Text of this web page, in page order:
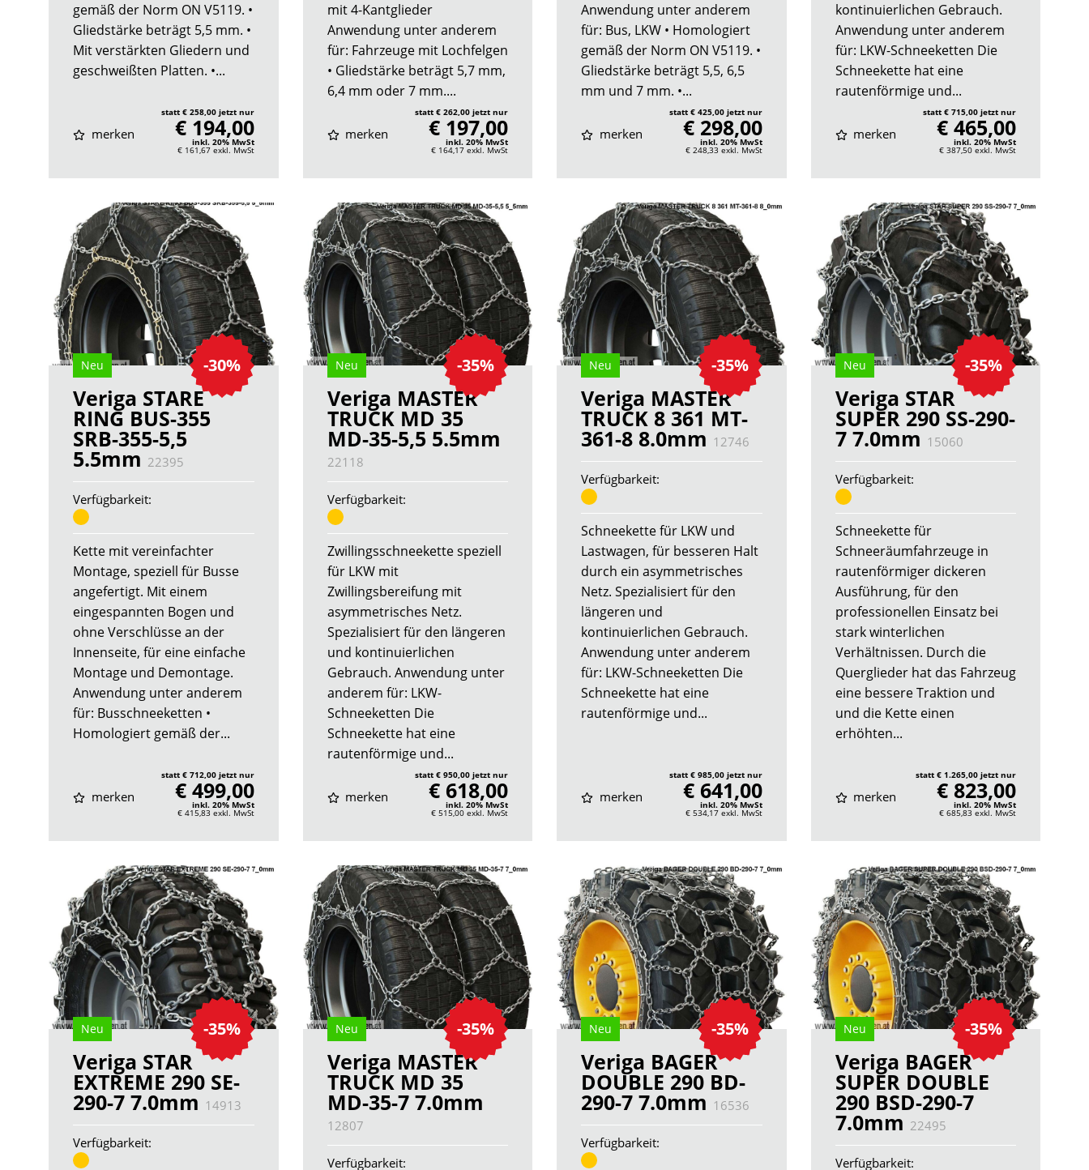
gemäß der Norm ON V5119. •
Gliedstärke beträgt 5,5 mm. •
Mit verstärkten Gliedern und
geschweißten Platten. •...
merken
statt € 258,00 jetzt nur
€ 194,00
inkl. 20% MwSt
€ 161,67 exkl. MwSt
mit 4-Kantglieder
Anwendung unter anderem
für: Fahrzeuge mit Lochfelgen
• Gliedstärke beträgt 5,7 mm,
6,4 mm oder 7 mm....
merken
statt € 262,00 jetzt nur
€ 197,00
inkl. 20% MwSt
€ 164,17 exkl. MwSt
Anwendung unter anderem
für: Bus, LKW • Homologiert
gemäß der Norm ON V5119. •
Gliedstärke beträgt 5,5, 6,5
mm und 7 mm. •...
merken
statt € 425,00 jetzt nur
€ 298,00
inkl. 20% MwSt
€ 248,33 exkl. MwSt
kontinuierlichen Gebrauch.
Anwendung unter anderem
für: LKW-Schneeketten Die
Schneekette hat eine
rautenförmige und...
merken
statt € 715,00 jetzt nur
€ 465,00
inkl. 20% MwSt
€ 387,50 exkl. MwSt
-30%
Neu
Veriga STARE
RING BUS-355
SRB-355-5,5
5.5mm 22395
Verfügbarkeit:
Kette mit vereinfachter
Montage, speziell für Busse
angefertigt. Mit einem
eingespannten Bogen und
ohne Verschlüsse an der
Innenseite, für eine einfache
Montage und Demontage.
Anwendung unter anderem
für: Busschneeketten •
Homologiert gemäß der...
merken
statt € 712,00 jetzt nur
€ 499,00
inkl. 20% MwSt
€ 415,83 exkl. MwSt
-35%
Neu
Veriga MASTER
TRUCK MD 35
MD-35-5,5 5.5mm
22118
Verfügbarkeit:
Zwillingsschneekette speziell
für LKW mit
Zwillingsbereifung mit
asymmetrisches Netz.
Spezialisiert für den längeren
und kontinuierlichen
Gebrauch. Anwendung unter
anderem für: LKW-
Schneeketten Die
Schneekette hat eine
rautenförmige und...
merken
statt € 950,00 jetzt nur
€ 618,00
inkl. 20% MwSt
€ 515,00 exkl. MwSt
-35%
Neu
Veriga MASTER
TRUCK 8 361 MT-
361-8 8.0mm 12746
Verfügbarkeit:
Schneekette für LKW und
Lastwagen, für besseren Halt
durch ein asymmetrisches
Netz. Spezialisiert für den
längeren und
kontinuierlichen Gebrauch.
Anwendung unter anderem
für: LKW-Schneeketten Die
Schneekette hat eine
rautenförmige und...
merken
statt € 985,00 jetzt nur
€ 641,00
inkl. 20% MwSt
€ 534,17 exkl. MwSt
-35%
Neu
Veriga STAR
SUPER 290 SS-290-
7 7.0mm 15060
Verfügbarkeit:
Schneekette für
Schneeräumfahrzeuge in
rautenförmiger dickeren
Ausführung, für den
professionellen Einsatz bei
stark winterlichen
Verhältnissen. Durch die
Querglieder hat das Fahrzeug
eine bessere Traktion und
und die Kette einen
erhöhten...
merken
statt € 1.265,00 jetzt nur
€ 823,00
inkl. 20% MwSt
€ 685,83 exkl. MwSt
-35%
Neu
Veriga STAR
EXTREME 290 SE-
290-7 7.0mm 14913
Verfügbarkeit:
-35%
Neu
Veriga MASTER
TRUCK MD 35
MD-35-7 7.0mm
12807
Verfügbarkeit:
-35%
Neu
Veriga BAGER
DOUBLE 290 BD-
290-7 7.0mm 16536
Verfügbarkeit:
-35%
Neu
Veriga BAGER
SUPER DOUBLE
290 BSD-290-7
7.0mm 22495
Verfügbarkeit: